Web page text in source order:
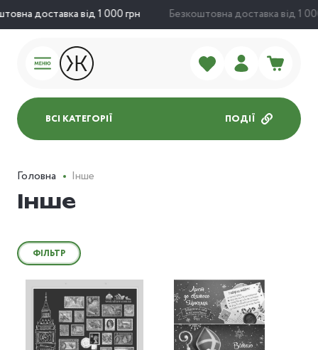
доставка від 1 000 грн Безкоштовна доставка від 1
ВСІ КАТЕГОРІЇ ПОДІЇ
Головна Інше
Інше
ФІЛЬТР